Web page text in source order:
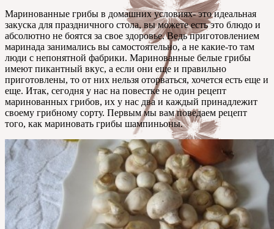
Маринованные грибы в домашних условиях- это идеальная
закуска для праздничного стола, вы можете есть это блюдо и
абсолютно не боятся за свое здоровье. Ведь приготовлением
маринада занимались вы самостоятельно, а не какие-то там
люди с непонятной фабрики. Маринованные белые грибы
имеют пикантный вкус, а если они еще и правильно
приготовлены, то от них нельзя оторваться, хочется есть еще и
еще. Итак, сегодня у нас на повестке не один рецепт
маринованных грибов, их у нас два и каждый принадлежит
своему грибному сорту. Первым мы вам поведаем рецепт
того, как мариновать грибы шампиньоны.